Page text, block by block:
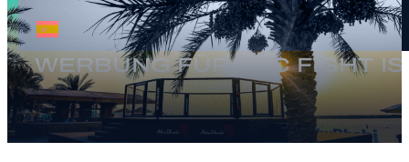
WERBUNG FÜR UFC FIGHT